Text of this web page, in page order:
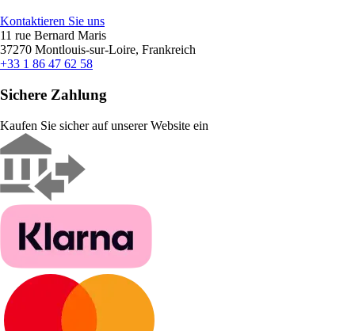
Kontaktieren Sie uns
11 rue Bernard Maris
37270 Montlouis-sur-Loire, Frankreich
+33 1 86 47 62 58
Sichere Zahlung
Kaufen Sie sicher auf unserer Website ein